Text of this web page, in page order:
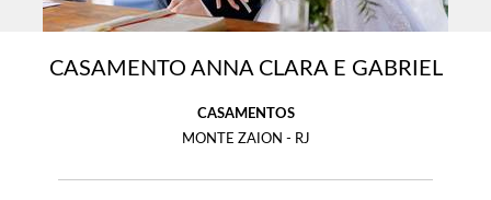
CASAMENTO ANNA CLARA E GABRIEL
CASAMENTOS
MONTE ZAION - RJ